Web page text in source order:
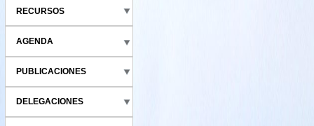
RECURSOS
AGENDA
PUBLICACIONES
DELEGACIONES